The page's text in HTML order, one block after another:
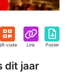
code Link Poster
dit jaar